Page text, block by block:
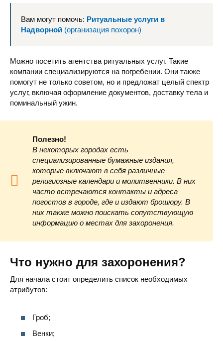
Вам могут помочь: Ритуальные услуги в
Надворной (организация похорон)
Можно посетить агентства ритуальных услуг. Такие
компании специализируются на погребении. Они также
помогут не только советом, но и предложат целый спектр
услуг, включая оформление документов, доставку тела и
поминальный ужин.
Полезно!
В некоторых городах есть
специализированные бумажные издания,
которые включают в себя различные
религиозные календари и молитвенники. В них
часто встречаются контакты и адреса
погостов в городе, где и издают брошюру. В
них также можно поискать сопутствующую
информацию о местах для захоронения.
Что нужно для захоронения?
Для начала стоит определить список необходимых
атрибутов:
Гроб;
Венки;